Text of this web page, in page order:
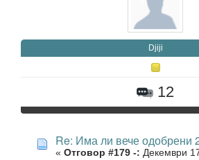
Djiji
12
Re: Има ли вече одобрени
« Отговор #179 -: Декември